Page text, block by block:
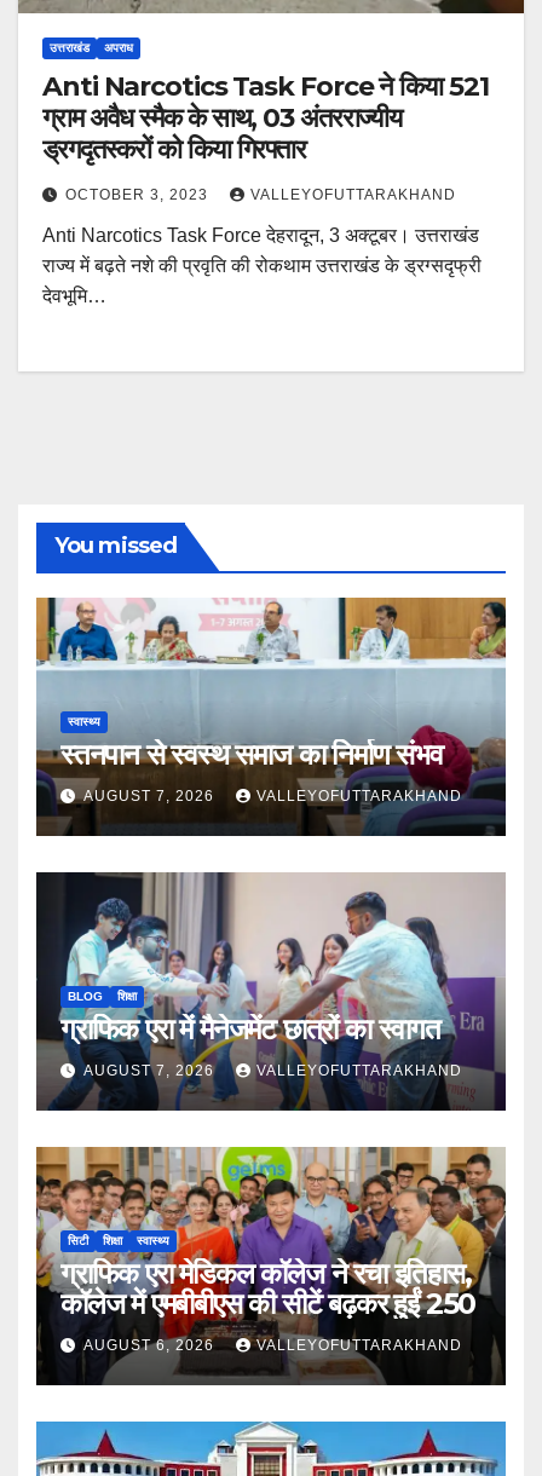
उत्तराखंड अपराध
Anti Narcotics Task Force ने किया 521
ग्राम अवैध स्मैक के साथ, 03 अंतरराज्यीय
ड्रगदृतस्करों को किया गिरफ्तार
OCTOBER 3, 2023 VALLEYOFUTTARAKHAND
Anti Narcotics Task Force देहरादून, 3 अक्टूबर। उत्तराखंड
राज्य में बढ़ते नशे की प्रवृति की रोकथाम उत्तराखंड के ड्रग्सदृफ्री
देवभूमि…
You missed
स्वास्थ्य
स्तनपान से स्वस्थ समाज का निर्माण संभव
AUGUST 7, 2026 VALLEYOFUTTARAKHAND
BLOG शिक्षा
ग्राफिक एरा में मैनेजमेंट छात्रों का स्वागत
AUGUST 7, 2026 VALLEYOFUTTARAKHAND
सिटी शिक्षा स्वास्थ्य
ग्राफिक एरा मेडिकल कॉलेज ने रचा इतिहास,
कॉलेज में एमबीबीएस की सीटें बढ़कर हुईं 250
AUGUST 6, 2026 VALLEYOFUTTARAKHAND